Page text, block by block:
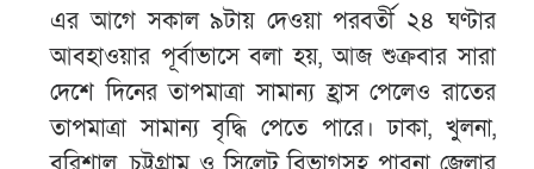
এর আগে সকাল ৯টায় দেওয়া পরবর্তী ২৪ ঘণ্টার
আবহাওয়ার পূর্বাভাসে বলা হয়, আজ শুক্রবার সারা
দেশে দিনের তাপমাত্রা সামান্য হ্রাস পেলেও রাতের
তাপমাত্রা সামান্য বৃদ্ধি পেতে পারে। ঢাকা, খুলনা,